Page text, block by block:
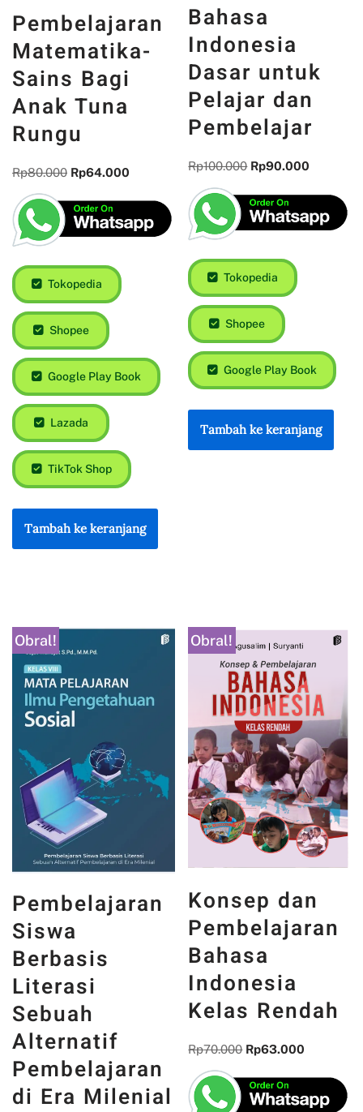
Pembelajaran
Matematika-
Sains Bagi
Anak Tuna
Rungu
Rp80.000 Rp64.000
Tokopedia
Shopee
Google Play Book
Lazada
TikTok Shop
Tambah ke keranjang
Bahasa
Indonesia
Dasar untuk
Pelajar dan
Pembelajar
Rp100.000 Rp90.000
Tokopedia
Shopee
Google Play Book
Tambah ke keranjang
Obral!
Pembelajaran
Siswa
Berbasis
Literasi
Sebuah
Alternatif
Pembelajaran
di Era Milenial
Obral!
Konsep dan
Pembelajaran
Bahasa
Indonesia
Kelas Rendah
Rp70.000 Rp63.000